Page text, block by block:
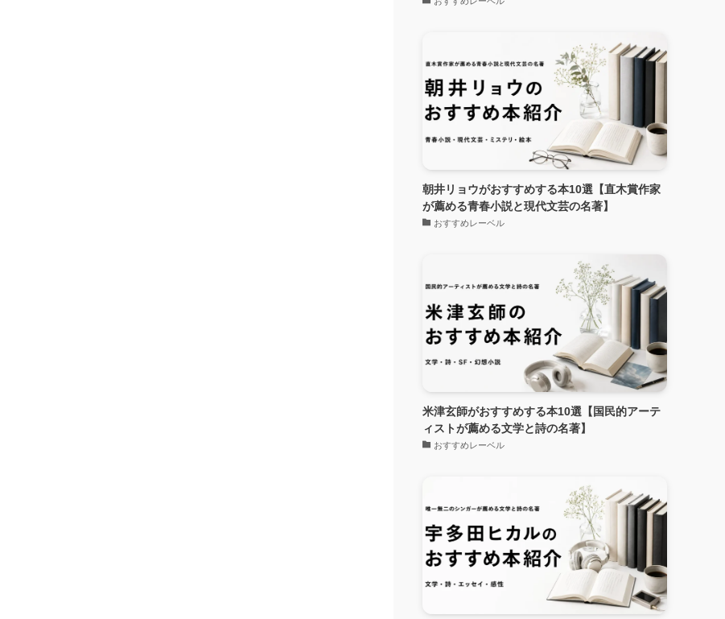
朝井リョウがおすすめする本10選【直木賞作家
が薦める青春小説と現代文芸の名著】
おすすめレーベル
米津玄師がおすすめする本10選【国民的アーテ
ィストが薦める文学と詩の名著】
おすすめレーベル